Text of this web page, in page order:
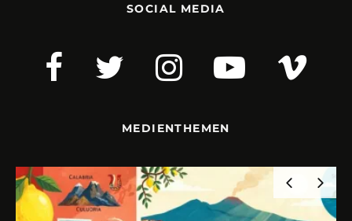
SOCIAL MEDIA
MEDIENTHEMEN